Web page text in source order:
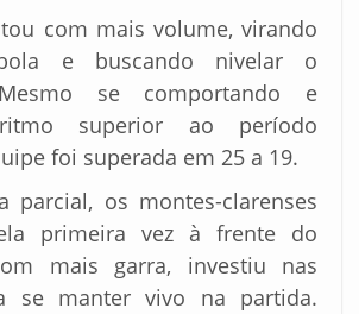
com mais volume, virando
e buscando nivelar o
se comportando e
superior ao período
foi superada em 25 a 19.
parcial, os montes-clarenses
primeira vez à frente do
mais garra, investiu nas
se manter vivo na partida.